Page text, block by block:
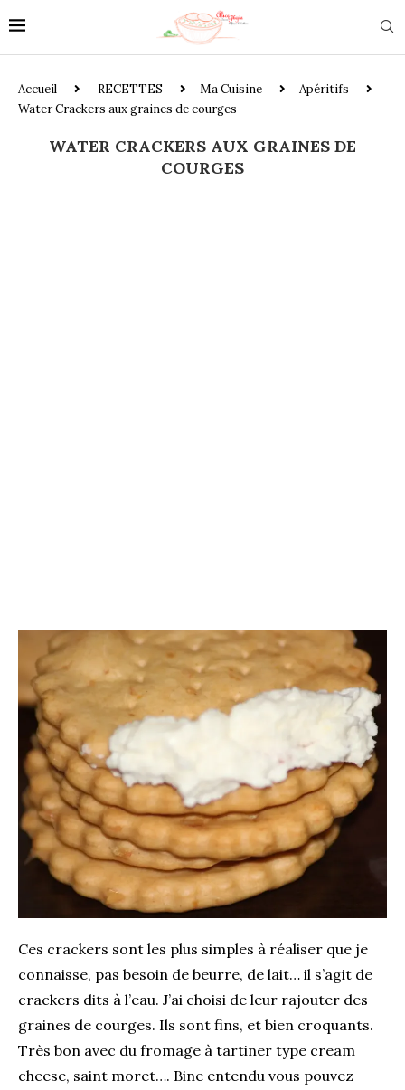
Accueil RECETTES Ma Cuisine
Apéritifs
Water Crackers aux graines de courges
WATER CRACKERS AUX GRAINES DE
COURGES
Ces crackers sont les plus simples à réaliser que je
connaisse, pas besoin de beurre, de lait… il s’agit de
crackers dits à l’eau. J’ai choisi de leur rajouter des
graines de courges. Ils sont fins, et bien croquants.
Très bon avec du fromage à tartiner type cream
cheese, saint moret…. Bine entendu vous pouvez